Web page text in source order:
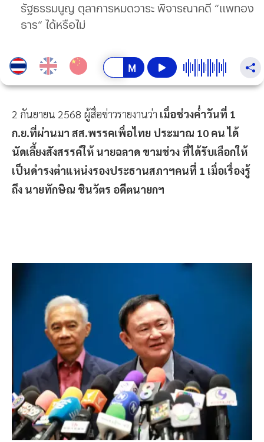
รัฐธรรมนูญ ตุลาการหมดวาระ พิจารณาคดี “แพทอง
ธาร“ ได้หรือไม่
2 กันยายน 2568 ผู้สื่อข่าวรายงานว่า เมื่อช่วงค่ำวันที่ 1
ก.ย.ที่ผ่านมา สส.พรรคเพื่อไทย ประมาณ 10 คน ได้
นัดเลี้ยงสังสรรค์ให้ นายฉลาด ขามช่วง ที่ได้รับเลือกให้
เป็นดำรงตำแหน่งรองประธานสภาฯคนที่ 1 เมื่อเรื่องรู้
ถึง นายทักษิณ ชินวัตร อดีตนายกฯ